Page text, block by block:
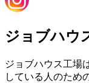
ジョブハウ
ジョブハウス工場
している人のため